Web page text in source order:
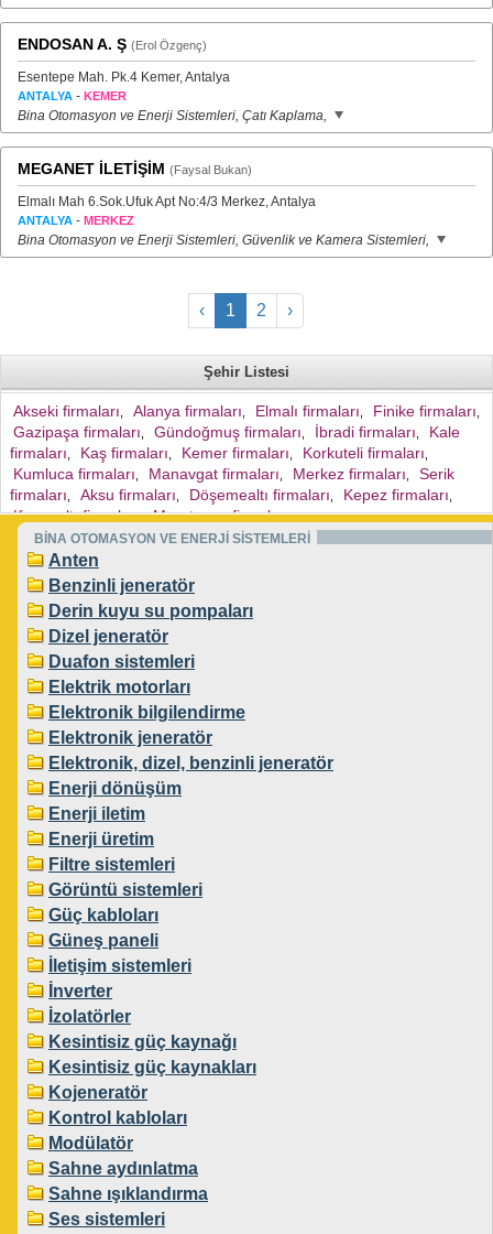
ENDOSAN A. Ş (Erol Özgenç)
Esentepe Mah. Pk.4 Kemer, Antalya
ANTALYA - KEMER
Bina Otomasyon ve Enerji Sistemleri, Çatı Kaplama,
MEGANET İLETİŞİM (Faysal Bukan)
Elmalı Mah 6.Sok.Ufuk Apt No:4/3 Merkez, Antalya
ANTALYA - MERKEZ
Bina Otomasyon ve Enerji Sistemleri, Güvenlik ve Kamera Sistemleri,
‹ 1 2 ›
Şehir Listesi
Akseki firmaları Alanya firmaları Elmalı firmaları Finike firmaları
Gazipaşa firmaları Gündoğmuş firmaları İbradi firmaları
Kale
firmaları
Kaş firmaları Kemer firmaları Korkuteli firmaları
Kumluca firmaları Manavgat firmaları Merkez firmaları
Serik
firmaları
Aksu firmaları Döşemealtı firmaları Kepez firmaları
Konyaaltı firmaları, Muratpaşa firmaları,
BİNA OTOMASYON VE ENERJİ SİSTEMLERİ
Anten
Benzinli jeneratör
Derin kuyu su pompaları
Dizel jeneratör
Duafon sistemleri
Elektrik motorları
Elektronik bilgilendirme
Elektronik jeneratör
Elektronik, dizel, benzinli jeneratör
Enerji dönüşüm
Enerji iletim
Enerji üretim
Filtre sistemleri
Görüntü sistemleri
Güç kabloları
Güneş paneli
İletişim sistemleri
İnverter
İzolatörler
Kesintisiz güç kaynağı
Kesintisiz güç kaynakları
Kojeneratör
Kontrol kabloları
Modülatör
Sahne aydınlatma
Sahne ışıklandırma
Ses sistemleri